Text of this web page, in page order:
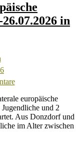
in
zu
Das
trilaterale
europäische
Jugendprojekt
vom
europäische
und 2
Aus Donzdorf und
im Alter zwischen